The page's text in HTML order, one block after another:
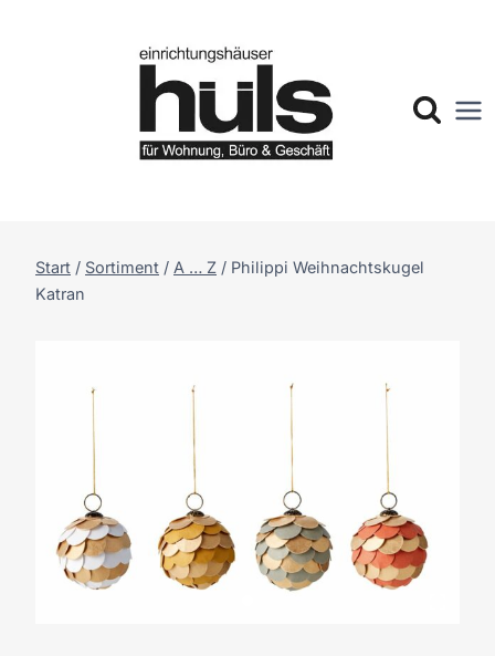
Start / Sortiment / A … Z / Philippi Weihnachtskugel
Katran